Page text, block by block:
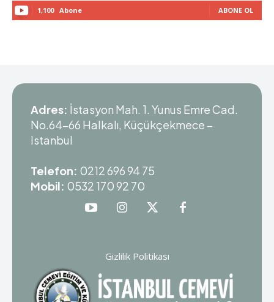
1,100 Abone ABONE OL
Adres: İstasyon Mah. 1. Yunus Emre Cad.
No.64-66 Halkalı, Küçükçekmece –
Istanbul
Telefon: 0212 696 94 75
Mobil: 0532 170 92 70
Gizlilik Politikası